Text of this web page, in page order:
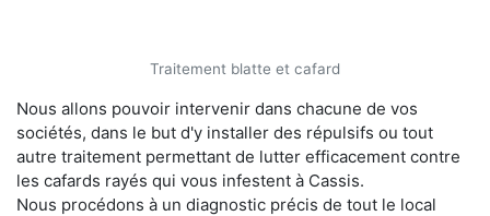
Traitement blatte et cafard
Nous allons pouvoir intervenir dans chacune de vos
sociétés, dans le but d'y installer des répulsifs ou tout
autre traitement permettant de lutter efficacement contre
les cafards rayés qui vous infestent à Cassis.
Nous procédons à un diagnostic précis de tout le local